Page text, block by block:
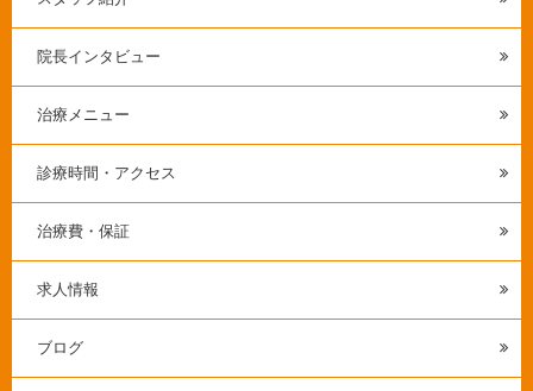
院長インタビュー
治療メニュー
診療時間・アクセス
治療費・保証
求人情報
ブログ